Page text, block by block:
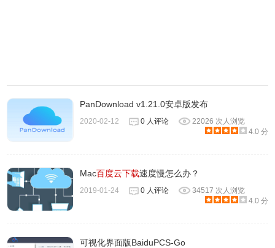
PanDownload v1.21.0安卓版发布
2020-02-12 0 人评论
22026 次人浏览
4.0 分
Mac百度云下载速度慢怎么办？
2019-01-24 0 人评论
34517 次人浏览
4.0 分
可视化界面版BaiduPCS-Go